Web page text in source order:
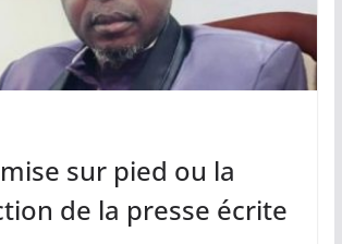
mise sur pied ou la
de la presse écrite